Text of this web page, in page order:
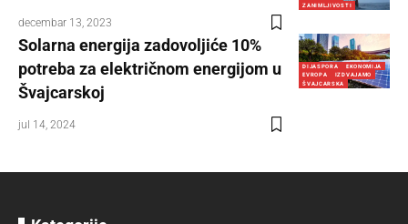
ZANIMLJIVOSTI
decembar 13, 2023
DIJASPORA
EKONOMIJA
EVROPA
IZDVAJAMO
ŠVAJCARSKA
Solarna energija zadovoljiće 10%
potreba za električnom energijom u
Švajcarskoj
jul 14, 2024